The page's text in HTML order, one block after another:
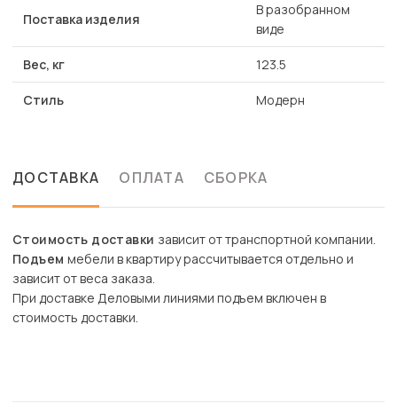
Поставка изделия
В разобранном
виде
Вес, кг 123.5
Стиль Модерн
ДОСТАВКА ОПЛАТА СБОРКА
Стоимость доставки зависит от транспортной компании.
Подъем мебели в квартиру рассчитывается отдельно и
зависит от веса заказа.
При доставке Деловыми линиями подъем включен в
стоимость доставки.